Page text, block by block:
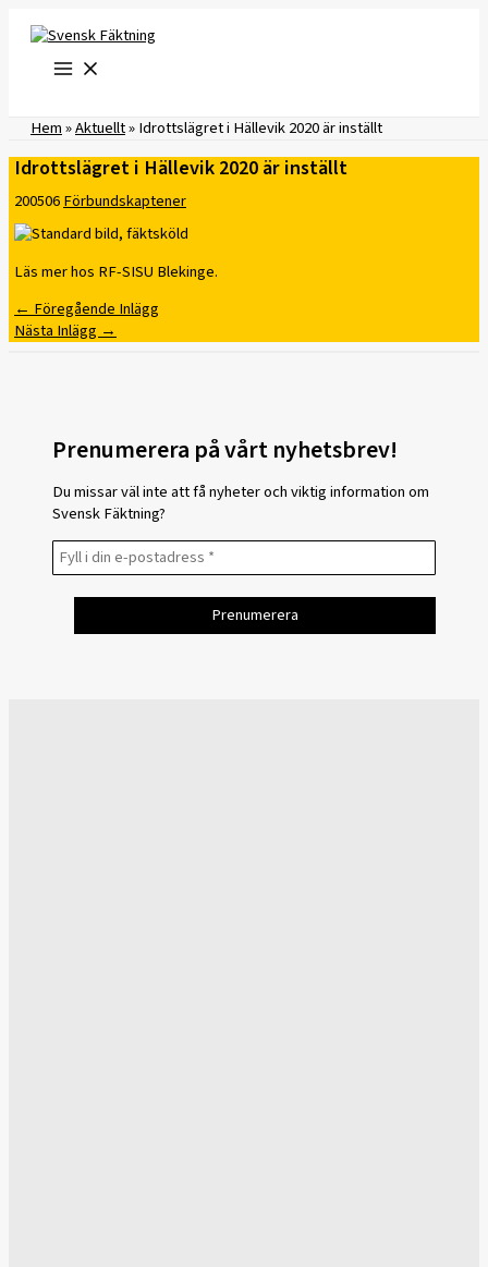
innehåll
Hem»Aktuellt»​Idrottslägret i Hällevik 2020 är inställt
​Idrottslägret i Hällevik 2020 är inställt
200506Förbundskaptener
Läs mer hos RF-SISU Blekinge.
←Föregående Inlägg
Nästa Inlägg→
Prenumerera på vårt nyhetsbrev!
Du missar väl inte att få nyheter och viktig information om
Svensk Fäktning?